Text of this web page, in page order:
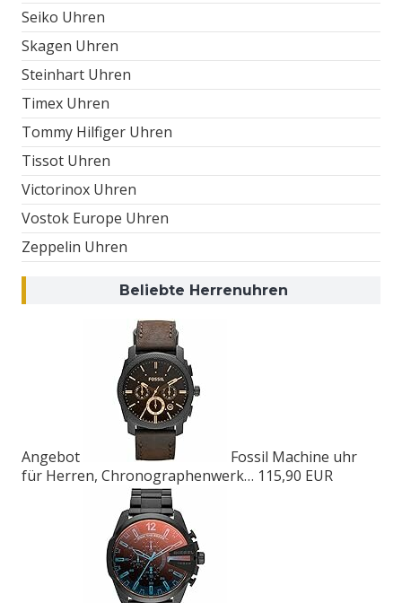
Seiko Uhren
Skagen Uhren
Steinhart Uhren
Timex Uhren
Tommy Hilfiger Uhren
Tissot Uhren
Victorinox Uhren
Vostok Europe Uhren
Zeppelin Uhren
Beliebte Herrenuhren
Angebot
Fossil Machine uhr
für Herren, Chronographenwerk… 115,90 EUR